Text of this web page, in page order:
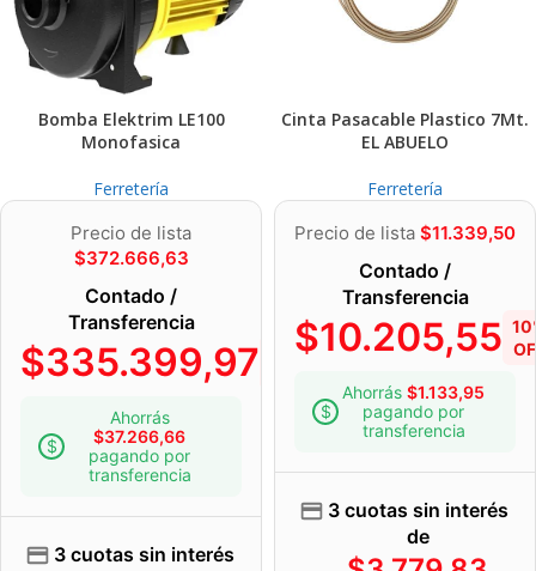
Bomba Elektrim LE100
Monofasica
Ferretería
Precio de lista
$372.666,63
Contado /
Transferencia
$335.399,97
10%
Ahorrás
$37.266,66
pagando por
transferencia
3 cuotas sin interés
Cinta Pasacable Plastico 7Mt.
EL ABUELO
Ferretería
Precio de lista $11.339,50
Contado /
Transferencia
$10.205,55
Ahorrás $1.133,95
pagando por
transferencia
3 cuotas sin interés
de